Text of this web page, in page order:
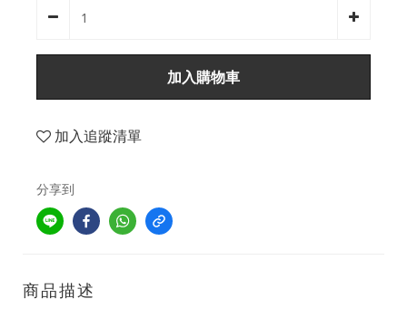
加入購物車
加入追蹤清單
分享到
商品描述